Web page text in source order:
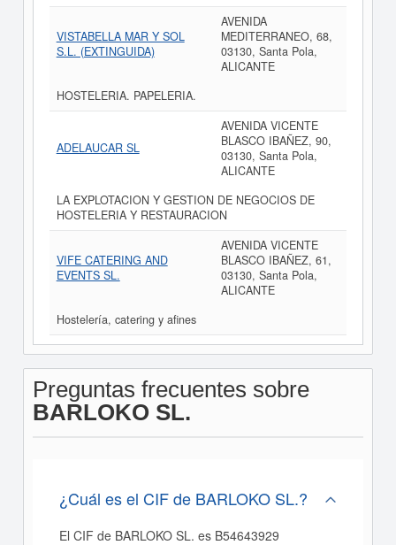
VISTABELLA MAR Y SOL
S.L. (EXTINGUIDA)
AVENIDA
MEDITERRANEO, 68,
03130, Santa Pola,
ALICANTE
HOSTELERIA. PAPELERIA.
ADELAUCAR SL
AVENIDA VICENTE
BLASCO IBAÑEZ, 90,
03130, Santa Pola,
ALICANTE
LA EXPLOTACION Y GESTION DE NEGOCIOS DE
HOSTELERIA Y RESTAURACION
VIFE CATERING AND
EVENTS SL.
AVENIDA VICENTE
BLASCO IBAÑEZ, 61,
03130, Santa Pola,
ALICANTE
Hostelería, catering y afines
Preguntas frecuentes sobre
BARLOKO SL.
¿Cuál es el CIF de BARLOKO SL.?
El CIF de BARLOKO SL. es B54643929